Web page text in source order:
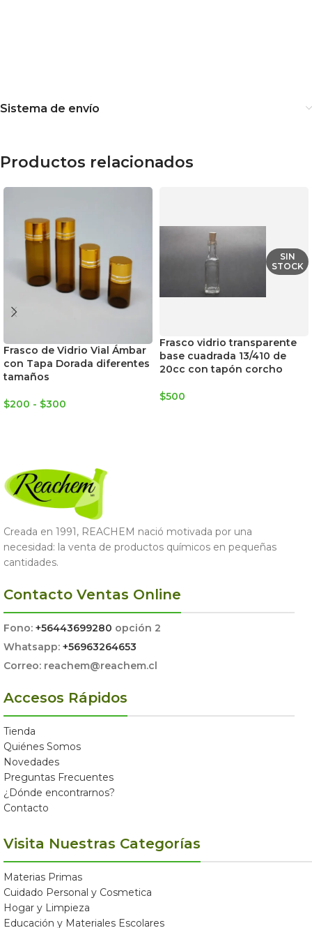
Sistema de envío
Productos relacionados
Frasco de Vidrio Vial Ámbar
con Tapa Dorada diferentes
tamaños
$200 - $300
SIN
STOCK
Frasco vidrio transparente
base cuadrada 13/410 de
20cc con tapón corcho
$500
Creada en 1991, REACHEM nació motivada por una
necesidad: la venta de productos químicos en pequeñas
cantidades.
Contacto Ventas Online
Fono: +56443699280 opción 2
Whatsapp: +56963264653
Correo: reachem@reachem.cl
Accesos Rápidos
Tienda
Quiénes Somos
Novedades
Preguntas Frecuentes
¿Dónde encontrarnos?
Contacto
Visita Nuestras Categorías
Materias Primas
Cuidado Personal y Cosmetica
Hogar y Limpieza
Educación y Materiales Escolares